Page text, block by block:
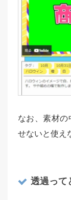
なお、素材の
せないと使え
透過って